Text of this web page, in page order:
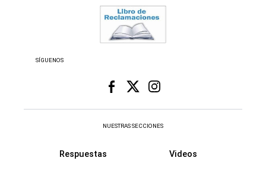
SÍGUENOS
NUESTRAS SECCIONES
Respuestas Videos